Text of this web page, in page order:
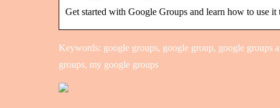
Get started with Google Groups and learn how to use
Keywords: google groups, google group, google groups
groups, my google groups